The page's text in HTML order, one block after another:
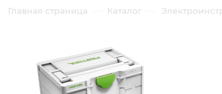
Главная страница Каталог